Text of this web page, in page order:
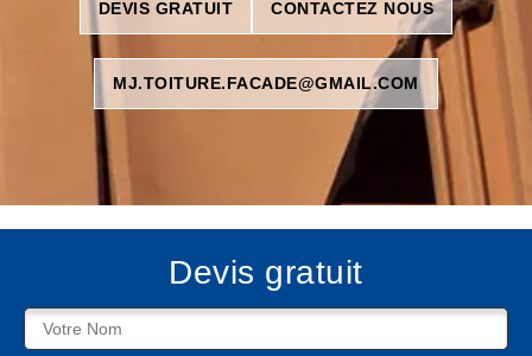
DEVIS GRATUIT CONTACTEZ NOUS
MJ.TOITURE.FACADE@GMAIL.COM
Devis gratuit